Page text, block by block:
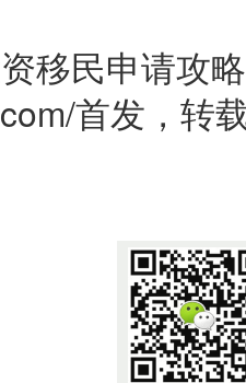
移民申请攻
首发，转